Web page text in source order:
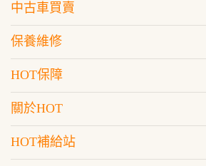
行銷活動 據點查詢
中古車買賣
保養維修
HOT保障
關於HOT
HOT補給站